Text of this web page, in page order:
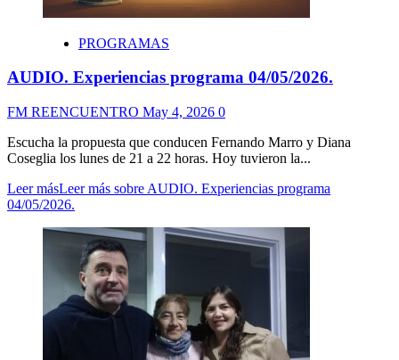
PROGRAMAS
AUDIO. Experiencias programa 04/05/2026.
FM REENCUENTRO May 4, 2026 0
Escucha la propuesta que conducen Fernando Marro y Diana
Coseglia los lunes de 21 a 22 horas. Hoy tuvieron la...
Leer másLeer más sobre AUDIO. Experiencias programa
04/05/2026.